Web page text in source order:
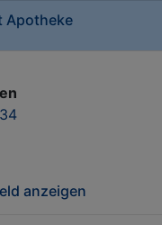
Apotheke
anzeigen